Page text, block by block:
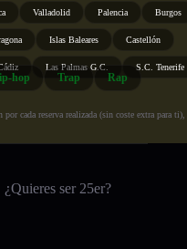
Valladolid Palencia Burgos
Islas Baleares Castellón
Las Palmas G.C. S.C. Tenerife
hop Trap Rap
cada reserva realizada (sin coste extra para ti),
¿Quieres ser 25er?